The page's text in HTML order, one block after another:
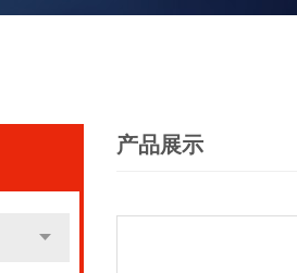
产品展示